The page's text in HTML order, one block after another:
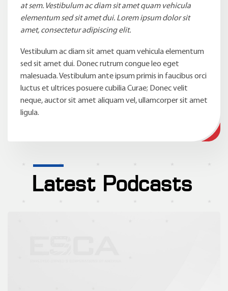
at sem. Vestibulum ac diam sit amet quam vehicula
elementum sed sit amet dui. Lorem ipsum dolor sit
amet, consectetur adipiscing elit.
Vestibulum ac diam sit amet quam vehicula elementum
sed sit amet dui. Donec rutrum congue leo eget
malesuada. Vestibulum ante ipsum primis in faucibus orci
luctus et ultrices posuere cubilia Curae; Donec velit
neque, auctor sit amet aliquam vel, ullamcorper sit amet
ligula.
Latest Podcasts